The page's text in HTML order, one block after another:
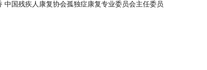
中国残疾人康复协会孤独症康复专业委员会主任委员